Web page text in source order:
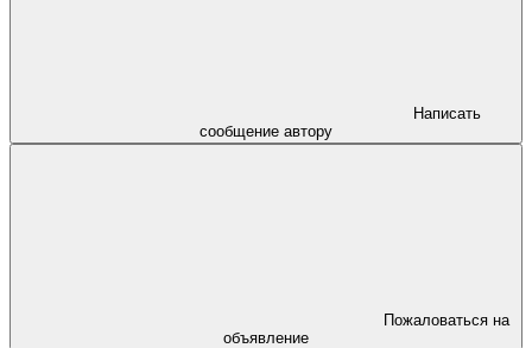
сообщение автору
объявление